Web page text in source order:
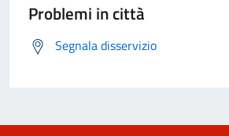
Problemi in città
Segnala disservizio